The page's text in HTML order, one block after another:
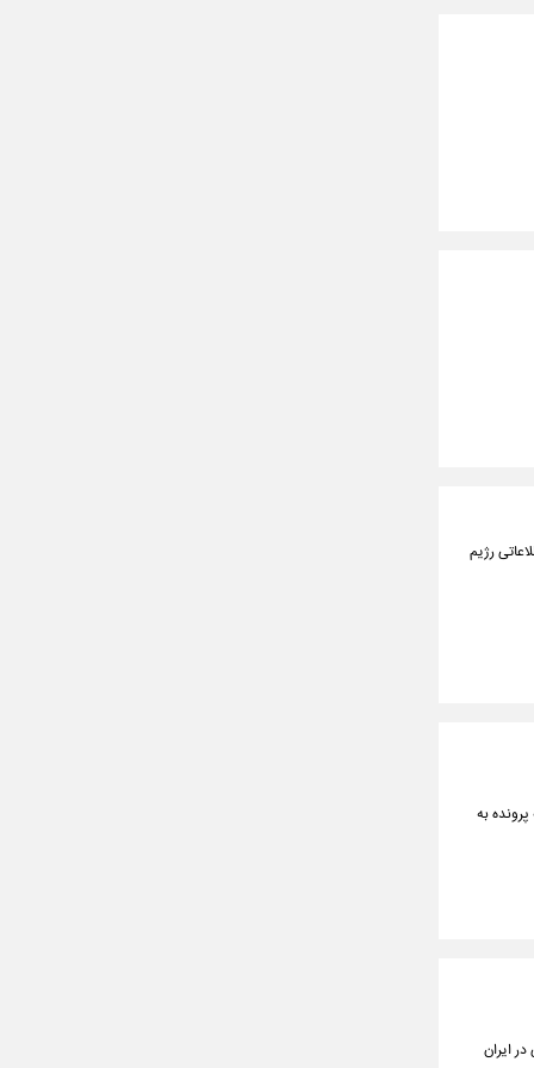
رژیم
رسیدگی به پرونده به
ایران